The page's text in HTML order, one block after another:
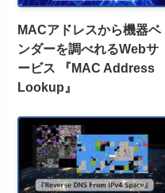
MACアドレスから機器ベ
ンダーを調べれるWebサ
ービス 『MAC Address
Lookup』